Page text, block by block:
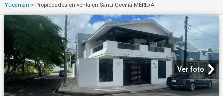
Yucantán > Propiedades en venta en Santa Cecilia MÉRIDA
Ver foto